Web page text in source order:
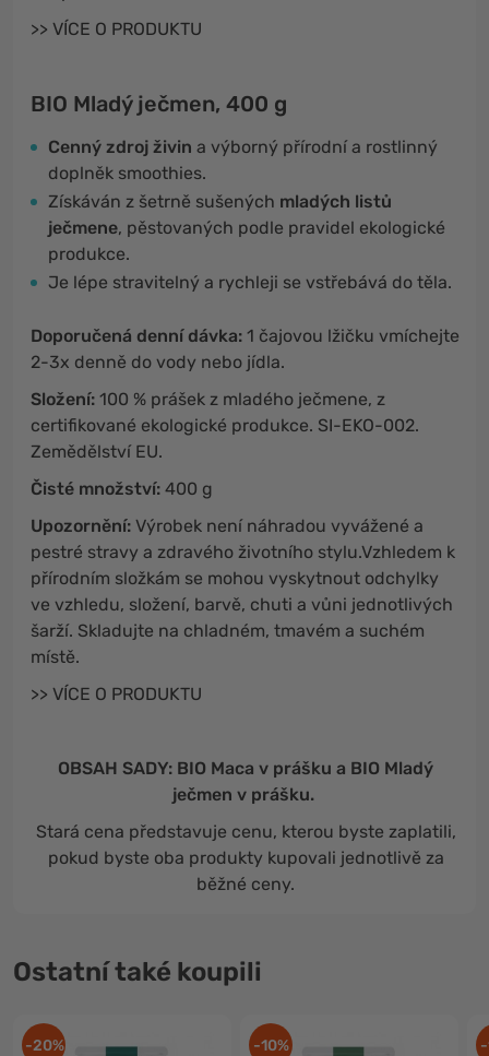
>> VÍCE O PRODUKTU
BIO Mladý ječmen, 400 g
Cenný zdroj živin a výborný přírodní a rostlinný
doplněk smoothies.
Získáván z šetrně sušených mladých listů
ječmene, pěstovaných podle pravidel ekologické
produkce.
Je lépe stravitelný a rychleji se vstřebává do těla.
Doporučená denní dávka: 1 čajovou lžičku vmíchejte
2-3x denně do vody nebo jídla.
Složení: 100 % prášek z mladého ječmene, z
certifikované ekologické produkce. SI-EKO-002.
Zemědělství EU.
Čisté množství: 400 g
Upozornění: Výrobek není náhradou vyvážené a
pestré stravy a zdravého životního stylu.Vzhledem k
přírodním složkám se mohou vyskytnout odchylky
ve vzhledu, složení, barvě, chuti a vůni jednotlivých
šarží. Skladujte na chladném, tmavém a suchém
místě.
>> VÍCE O PRODUKTU
OBSAH SADY: BIO Maca v prášku a BIO Mladý
ječmen v prášku.
Stará cena představuje cenu, kterou byste zaplatili,
pokud byste oba produkty kupovali jednotlivě za
běžné ceny.
Ostatní také koupili
-20% -10%